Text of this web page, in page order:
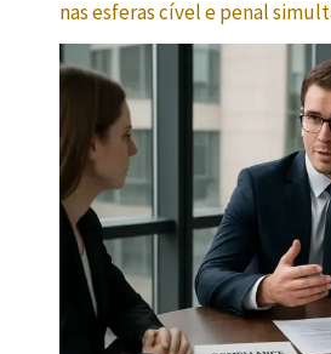
nas esferas cível e penal